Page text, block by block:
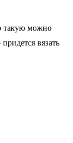
такую можно
вязать